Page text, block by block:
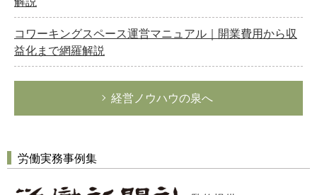
コワーキングスペース運営マニュアル｜開業費用から収
益化まで網羅解説
経営ノウハウの泉へ
労働実務事例集